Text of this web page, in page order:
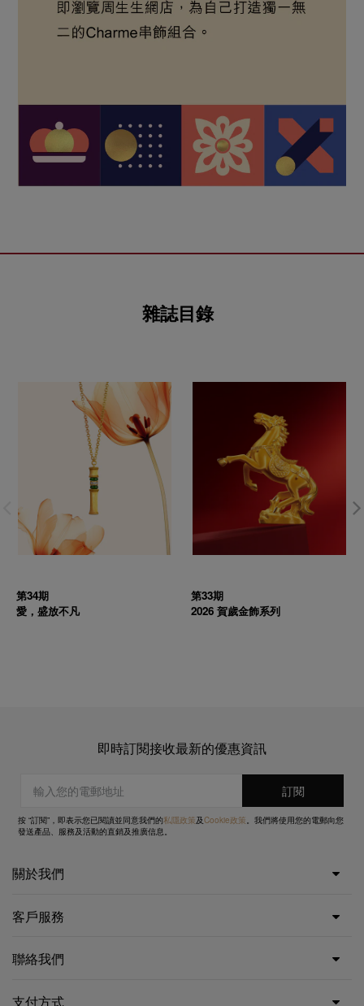
雜誌目錄
第34期
愛，盛放不凡
第33期
2026 賀歲金飾系列
即時訂閱接收最新的優惠資訊
按 “訂閱”，即表示您已閱讀並同意我們的私隱政策及Cookie政策。我們將使用您的電郵向您
發送產品、服務及活動的直銷及推廣信息。
關於我們
客戶服務
聯絡我們
支付方式